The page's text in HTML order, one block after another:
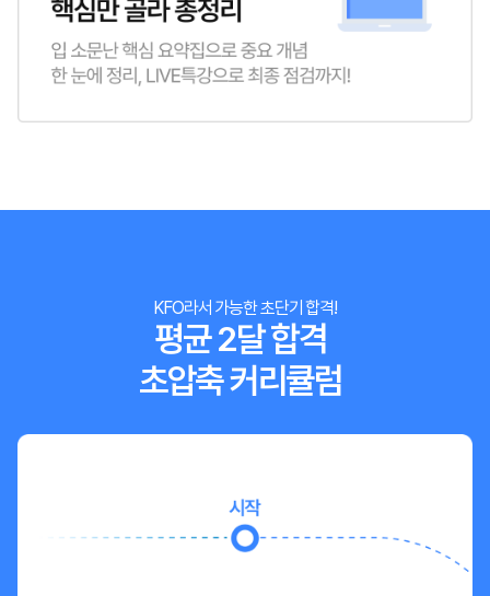
KFO라서 가능한 초단기 합격!
평균 2달 합격
초압축 커리큘럼